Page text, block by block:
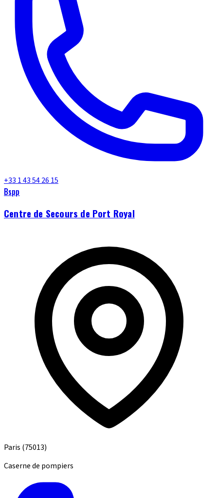
+33 1 43 54 26 15
Bspp
Centre de Secours de Port Royal
Paris (75013)
Caserne de pompiers